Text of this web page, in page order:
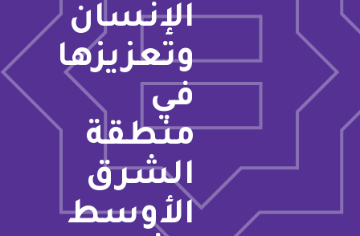
الإنسان
وتعزيزها
في
منطقة
الشرق
الأوسط